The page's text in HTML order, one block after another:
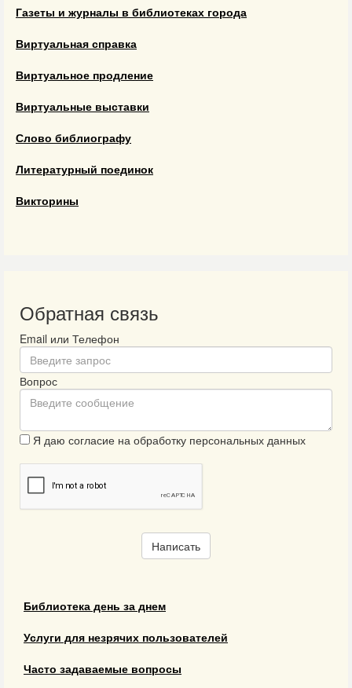
Газеты и журналы в библиотеках города
Виртуальная справка
Виртуальное продление
Виртуальные выставки
Слово библиографу
Литературный поединок
Викторины
Обратная связь
Email или Телефон
Вопрос
Я даю согласие на обработку персональных данных
Написать
Библиотека день за днем
Услуги для незрячих пользователей
Часто задаваемые вопросы